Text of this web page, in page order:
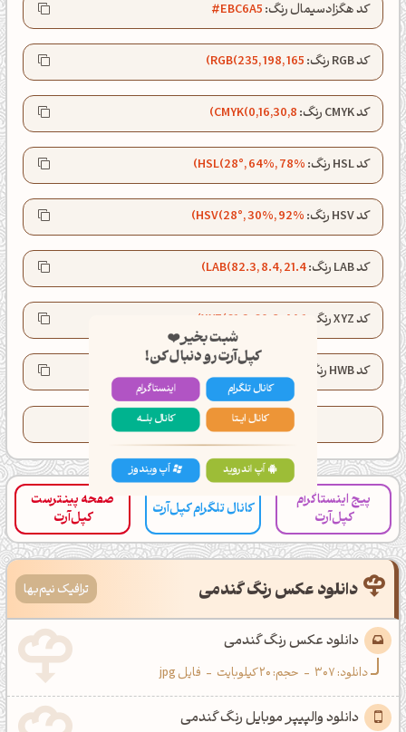
کد هگزادسیمال رنگ:#EBC6A5
کد RGB رنگ: RGB(235, 198, 165)
کد CMYK رنگ: CMYK(0,16,30,8)
کد HSL رنگ: HSL(28°, 64%, 78%)
کد HSV رنگ: HSV(28°, 30%, 92%)
کد LAB رنگ: LAB(82.3, 8.4, 21.4)
کد XYZ رنگ: XYZ(61.2, 60.8, 44.1)
کد HWB رنگ: HWB(28°, 65%, 8%)
تعداد کدهای کپی شده این رنگ:
پیج اینستاگرام
کپل‌آرت
کانال تلگرام کپل‌آرت
صفحه پینترست
کپل‌آرت
دانلود عکس رنگ گندمی ترافیک نیم‌بها
دانلود عکس رنگ گندمی
دانلود:307
- حجم: 20 کیلوبایت - فایل jpg
دانلود والپیپر موبایل رنگ گندمی
شبت بخیر❤️
کپل‌آرت رو دنبال کن!
کانال تلگرام
اینستاگرام
کانال ایــتا
کانال بلـــه
اَپ اندروید اَپ ویندوز